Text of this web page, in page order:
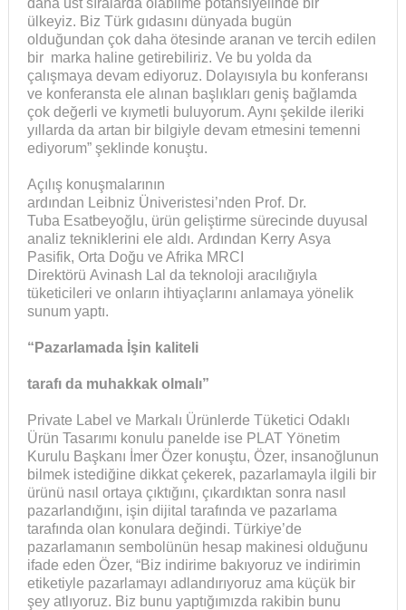
ülkeyiz. Biz Türk gıdasını dünyada bugün
olduğundan çok daha ötesinde aranan ve tercih edilen
bir marka haline getirebiliriz. Ve bu yolda da
çalışmaya devam ediyoruz. Dolayısıyla bu konferansı
ve konferansta ele alınan başlıkları geniş bağlamda
çok değerli ve kıymetli buluyorum. Aynı şekilde ileriki
yıllarda da artan bir bilgiyle devam etmesini temenni
ediyorum” şeklinde konuştu.
Açılış konuşmalarının
ardından Leibniz Üniveristesi’nden Prof. Dr.
Tuba Esatbeyoğlu, ürün geliştirme sürecinde duyusal
analiz tekniklerini ele aldı. Ardından Kerry Asya
Pasifik, Orta Doğu ve Afrika MRCI
Direktörü Avinash Lal da teknoloji aracılığıyla
tüketicileri ve onların ihtiyaçlarını anlamaya yönelik
sunum yaptı.
“Pazarlamada İşin kaliteli
tarafı da muhakkak olmalı”
Private Label ve Markalı Ürünlerde Tüketici Odaklı
Ürün Tasarımı konulu panelde ise PLAT Yönetim
Kurulu Başkanı İmer Özer konuştu, Özer, insanoğlunun
bilmek istediğine dikkat çekerek, pazarlamayla ilgili bir
ürünü nasıl ortaya çıktığını, çıkardıktan sonra nasıl
pazarlandığını, işin dijital tarafında ve pazarlama
tarafında olan konulara değindi. Türkiye’de
pazarlamanın sembolünün hesap makinesi olduğunu
ifade eden Özer, “Biz indirime bakıyoruz ve indirimin
etiketiyle pazarlamayı adlandırıyoruz ama küçük bir
şey atlıyoruz. Biz bunu yaptığımızda rakibin bunu